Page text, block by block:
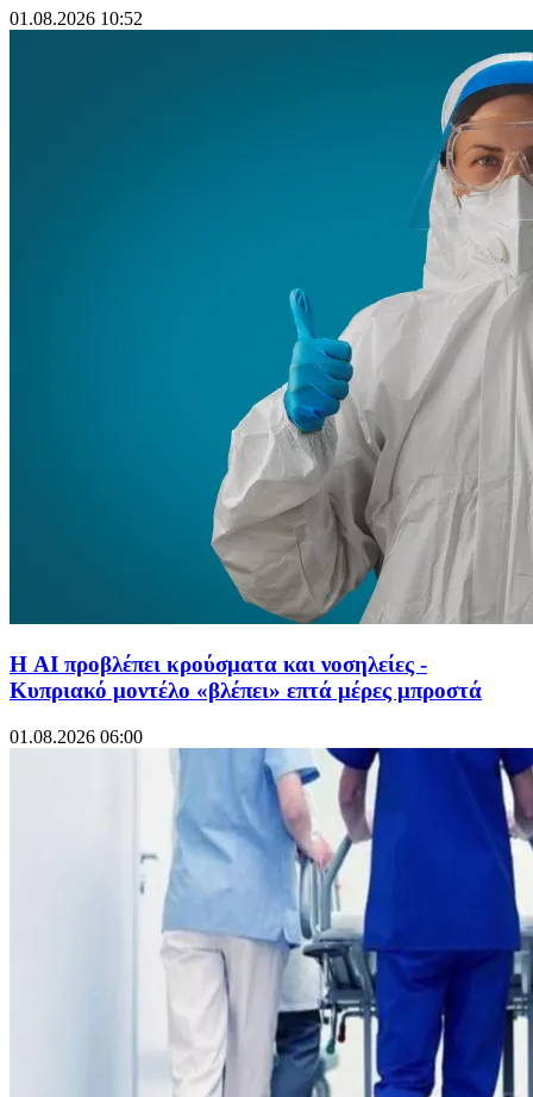
01.08.2026 10:52
Η AI προβλέπει κρούσματα και νοσηλείες -
Κυπριακό μοντέλο «βλέπει» επτά μέρες μπροστά
01.08.2026 06:00